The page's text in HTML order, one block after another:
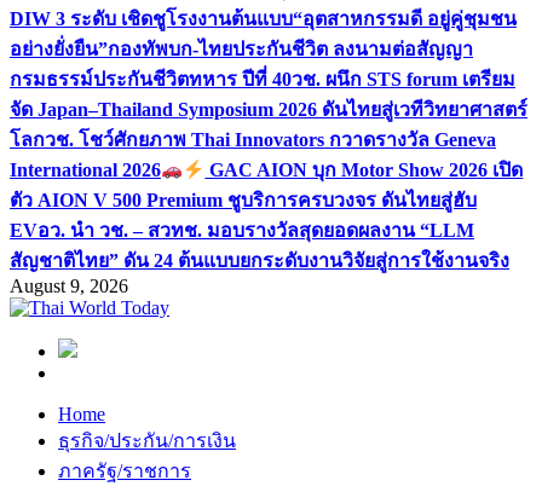
DIW 3 ระดับ เชิดชูโรงงานต้นแบบ“อุตสาหกรรมดี อยู่คู่ชุมชน
อย่างยั่งยืน”กองทัพบก-ไทยประกันชีวิต ลงนามต่อสัญญา
กรมธรรม์ประกันชีวิตทหาร ปีที่ 40วช. ผนึก STS forum เตรียม
จัด Japan–Thailand Symposium 2026 ดันไทยสู่เวทีวิทยาศาสตร์
โลกวช. โชว์ศักยภาพ Thai Innovators กวาดรางวัล Geneva
International 2026
GAC AION บุก Motor Show 2026 เปิด
ตัว AION V 500 Premium ชูบริการครบวงจร ดันไทยสู่ฮับ
EVอว. นำ วช. – สวทช. มอบรางวัลสุดยอดผลงาน “LLM
สัญชาติไทย” ดัน 24 ต้นแบบยกระดับงานวิจัยสู่การใช้งานจริง
August 9, 2026
Home
ธุรกิจ/ประกัน/การเงิน
ภาครัฐ/ราชการ